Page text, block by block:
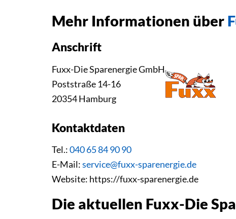
Mehr Informationen über
Anschrift
Fuxx-Die Sparenergie GmbH
Poststraße 14-16
20354 Hamburg
Kontaktdaten
Tel.:040 65 84 90 90
E-Mail:service@fuxx-sparenergie.de
Website: https://fuxx-sparenergie.de
Die aktuellen Fuxx-Die